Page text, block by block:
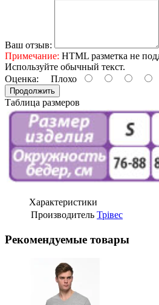
Ваш отзыв:
Примечание: HTML разметка не
Используйте обычный текст.
Оценка: Плохо
Продолжить
Таблица размеров
Характеристики
Производитель Трівес
Рекомендуемые товары